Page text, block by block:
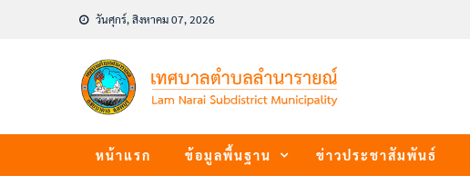
วันศุกร์, สิงหาคม 07, 2026
หน้าแรก ข้อมูลพื้นฐาน ข่าวประชาสัมพันธ์